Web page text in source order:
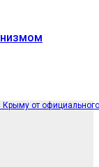
Крыму от официального